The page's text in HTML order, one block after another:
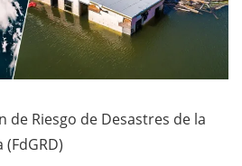
de Riesgo de Desastres de la